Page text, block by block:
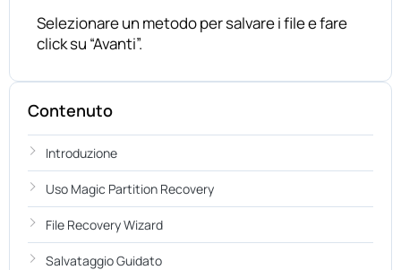
Selezionare un metodo per salvare i file e fare
click su “Avanti”.
Contenuto
Introduzione
Uso Magic Partition Recovery
File Recovery Wizard
Salvataggio Guidato